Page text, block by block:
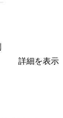
詳細を表示